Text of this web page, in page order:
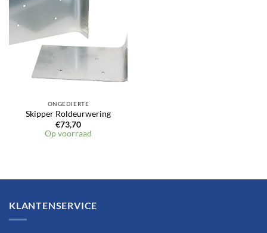
verlanglijst
ONGEDIERTE
Skipper Roldeurwering
€73,70
Op voorraad
KLANTENSERVICE